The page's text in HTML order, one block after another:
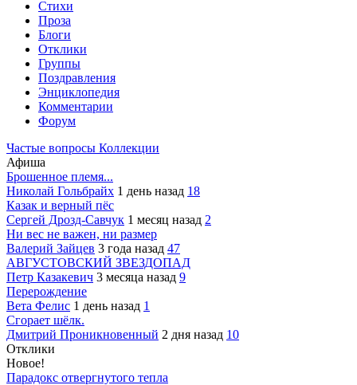
Стихи
Проза
Блоги
Отклики
Группы
Поздравления
Энциклопедия
Комментарии
Форум
Частые вопросы Коллекции
Афиша
Брошенное племя...
Николай Гольбрайх 1 день назад 18
Казак и верный пёс
Сергей Дрозд-Савчук 1 месяц назад 2
Ни вес не важен, ни размер
Валерий Зайцев 3 года назад 47
АВГУСТОВСКИЙ ЗВЕЗДОПАД
Петр Казакевич 3 месяца назад 9
Перерождение
Вета Фелис 1 день назад 1
Сгорает шёлк.
Дмитрий Проникновенный 2 дня назад 10
Отклики
Новое!
Парадокс отвергнутого тепла